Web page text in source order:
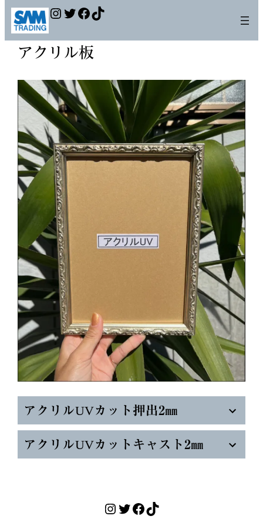
Instagram
Twitter
Facebook
TikTok
アクリル板
アクリルUVカット押出2㎜
アクリルUVカットキャスト2㎜
Instagram
Twitter
Facebook
TikTok